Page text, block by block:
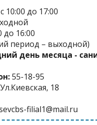
с 10:00 до 17:00
до 16:00
период – выходной)
день месяца -
55-18-95
Ул.Киевская, 18
filial1@mail.ru